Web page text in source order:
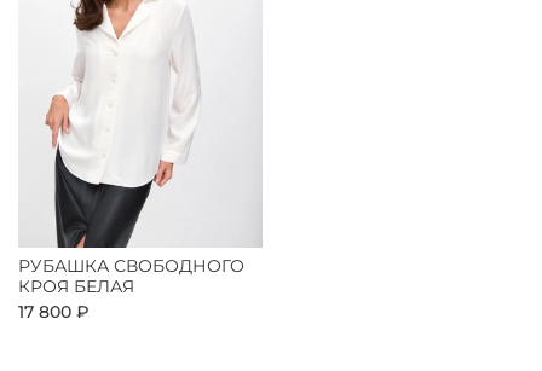
РУБАШКА СВОБОДНОГО
КРОЯ БЕЛАЯ
17 800 ₽